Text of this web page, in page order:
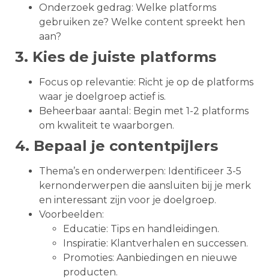
Onderzoek gedrag: Welke platforms
gebruiken ze? Welke content spreekt hen
aan?
3. Kies de juiste platforms
Focus op relevantie: Richt je op de platforms
waar je doelgroep actief is.
Beheerbaar aantal: Begin met 1-2 platforms
om kwaliteit te waarborgen.
4. Bepaal je contentpijlers
Thema’s en onderwerpen: Identificeer 3-5
kernonderwerpen die aansluiten bij je merk
en interessant zijn voor je doelgroep.
Voorbeelden:
Educatie: Tips en handleidingen.
Inspiratie: Klantverhalen en successen.
Promoties: Aanbiedingen en nieuwe
producten.